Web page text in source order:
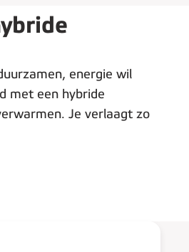
energie wil
met een hybride
Je verlaagt zo